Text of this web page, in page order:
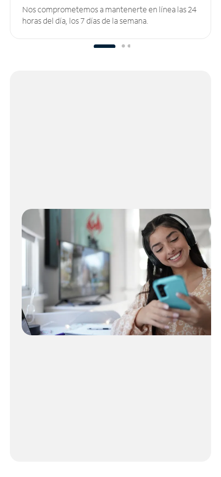
Nos comprometemos a mantenerte en línea las 24
horas del día, los 7 días de la semana.